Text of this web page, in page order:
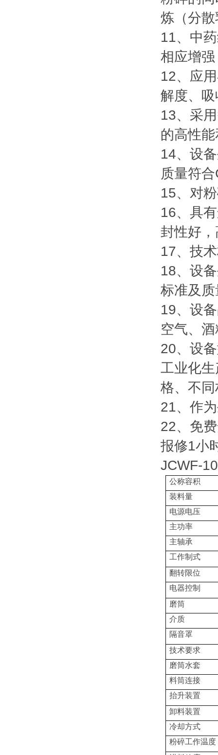
炼（分
11、中
相应增
12、应
解度、
13、采
的高性
14、设
质量符
15、对
16、具
封性好
17、技
18、设
标准及
19、设
空气、
20、设
工业化
格、不
21、作
22、免
报修1小
JCWF-
公称容积
装料量
电源电压
主功率
主轴承
工作制式
翻转限位
电器控制
磨筒
介质
隔音罩
技术要求
磨筒水套
料筒连接
抬升装置
卸料装置
冷却方式
粉碎工作温度